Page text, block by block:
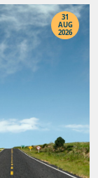
31
AUG
2026